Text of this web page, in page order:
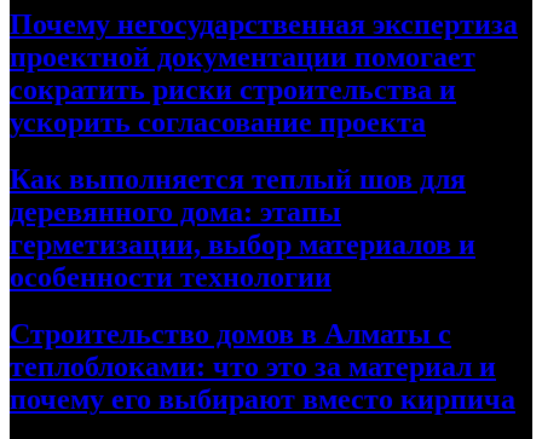
Почему негосударственная экспертиза
проектной документации помогает
сократить риски строительства и
ускорить согласование проекта
Как выполняется теплый шов для
деревянного дома: этапы
герметизации, выбор материалов и
особенности технологии
Строительство домов в Алматы с
теплоблоками: что это за материал и
почему его выбирают вместо кирпича